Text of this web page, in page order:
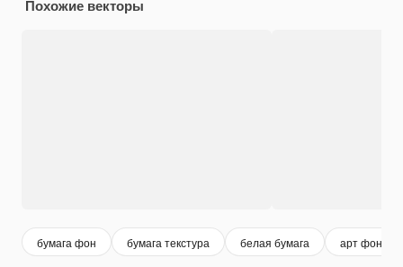
Похожие векторы
бумага фон бумага текстура белая бумага арт фон